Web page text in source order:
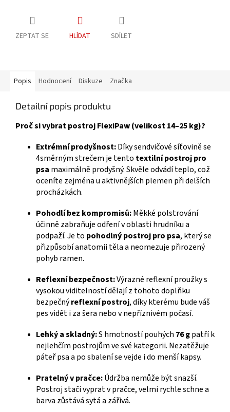
ZEPTAT SE HLÍDAT SDÍLET
Popis Hodnocení Diskuze Značka
Detailní popis produktu
Proč si vybrat postroj FlexiPaw (velikost 14–25 kg)?
Extrémní prodyšnost:Díky sendvičové síťovině se
4směrným strečem je tento textilní postroj pro
psa maximálně prodyšný. Skvěle odvádí teplo, což
oceníte zejména u aktivnějších plemen při delších
procházkách.
Pohodlí bez kompromisů:Měkké polstrování
účinně zabraňuje odření v oblasti hrudníku a
podpaží. Je to pohodlný postroj pro psa, který se
přizpůsobí anatomii těla a neomezuje přirozený
pohyb ramen.
Reflexní bezpečnost:Výrazné reflexní proužky s
vysokou viditelností dělají z tohoto doplňku
bezpečnýreflexní postroj, díky kterému bude váš
pes vidět i za šera nebo v nepříznivém počasí.
Lehký a skladný:S hmotností pouhých 76 gpatří k
nejlehčím postrojům ve své kategorii. Nezatěžuje
páteř psa a po sbalení se vejde i do menší kapsy.
Pratelný v pračce:Údržba nemůže být snazší.
Postroj stačí vyprat v pračce, velmi rychle schne a
barva zůstává sytá a zářivá.